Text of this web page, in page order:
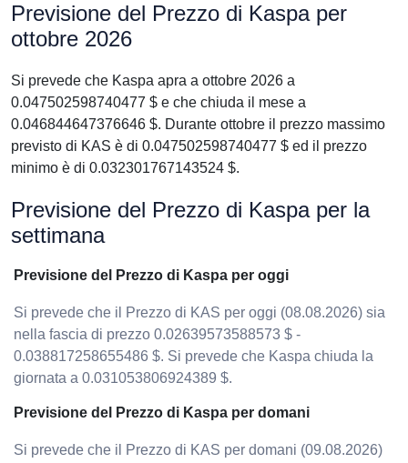
Previsione del Prezzo di Kaspa per
ottobre 2026
Si prevede che Kaspa apra a ottobre 2026 a
0.047502598740477 $ e che chiuda il mese a
0.046844647376646 $. Durante ottobre il prezzo massimo
previsto di KAS è di 0.047502598740477 $ ed il prezzo
minimo è di 0.032301767143524 $.
Previsione del Prezzo di Kaspa per la
settimana
Previsione del Prezzo di Kaspa per oggi
Si prevede che il Prezzo di KAS per oggi (08.08.2026) sia
nella fascia di prezzo 0.02639573588573 $ -
0.038817258655486 $. Si prevede che Kaspa chiuda la
giornata a 0.031053806924389 $.
Previsione del Prezzo di Kaspa per domani
Si prevede che il Prezzo di KAS per domani (09.08.2026)